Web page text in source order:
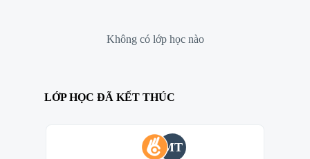
Không có lớp học nào
LỚP HỌC ĐÃ KẾT THÚC
MT